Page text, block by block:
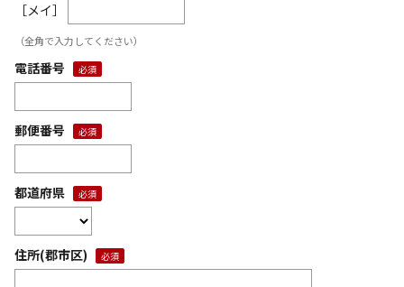
［メイ］
（全角で入力してください）
電話番号
郵便番号
都道府県
住所(郡市区)